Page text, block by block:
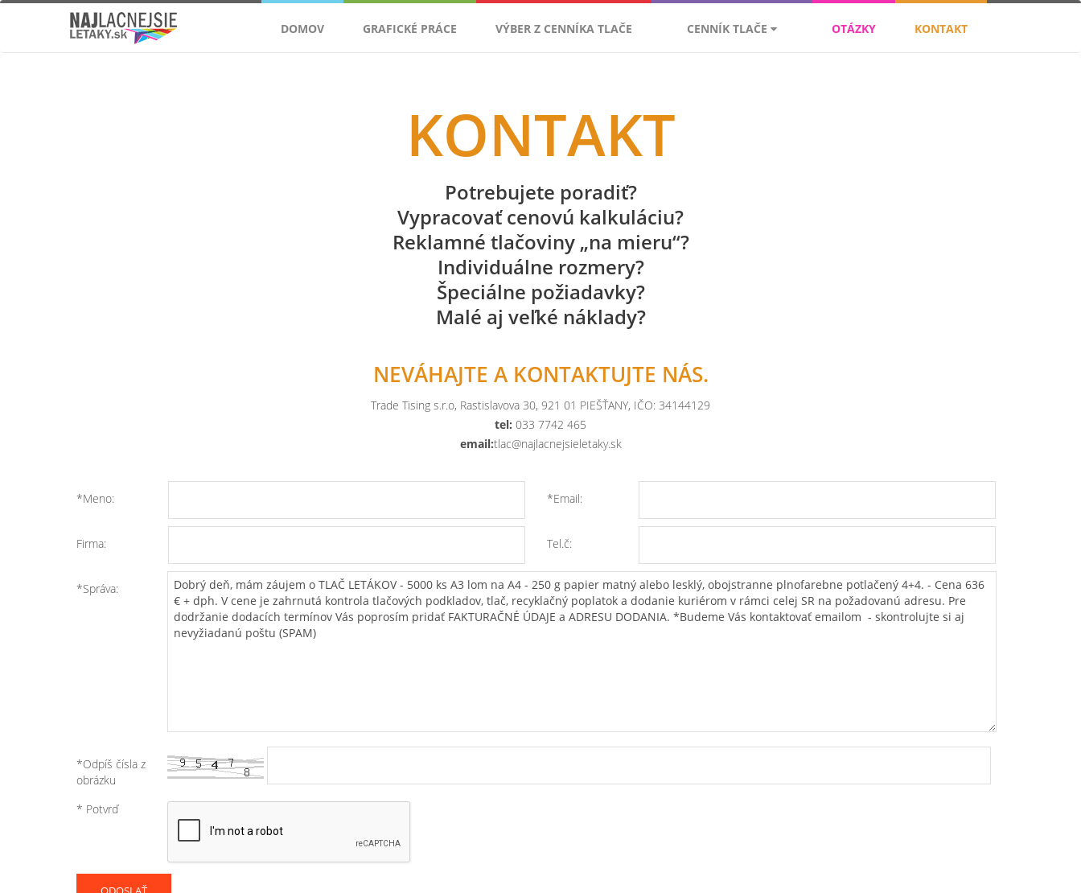
DOMOV GRAFICKÉ PRÁCE VÝBER Z CENNÍKA TLAČE CENNÍK TLAČE OTÁZKY KONTAKT
KONTAKT
Potrebujete poradiť?
Vypracovať cenovú kalkuláciu?
Reklamné tlačoviny „na mieru“?
Individuálne rozmery?
Špeciálne požiadavky?
Malé aj veľké náklady?
NEVÁHAJTE A KONTAKTUJTE NÁS.
Trade Tising s.r.o, Rastislavova 30, 921 01 PIEŠŤANY, IČO: 34144129
tel: 033 7742 465
email:tlac@najlacnejsieletaky.sk
*Meno: *Email:
Firma: Tel.č:
*Správa:
*Odpíš čísla z
obrázku
* Potvrď